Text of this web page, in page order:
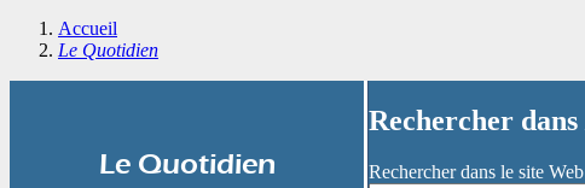
Accueil
Le Quotidien
Le Quotidien
Rechercher dans
Rechercher dans le site Web